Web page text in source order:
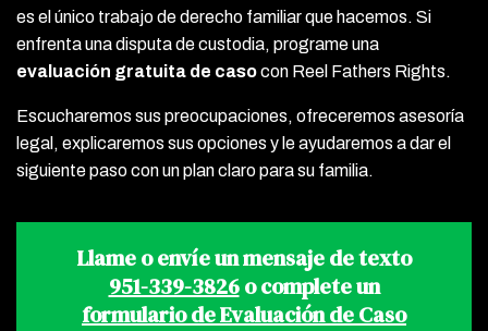
es el único trabajo de derecho familiar que hacemos. Si
enfrenta una disputa de custodia, programe una
evaluación gratuita de casocon Reel Fathers Rights.
Escucharemos sus preocupaciones, ofreceremos asesoría
legal, explicaremos sus opciones y le ayudaremos a dar el
siguiente paso con un plan claro para su familia.
Llame o envíe un mensaje de texto
951-339-3826o complete un
formulario de Evaluación de Caso